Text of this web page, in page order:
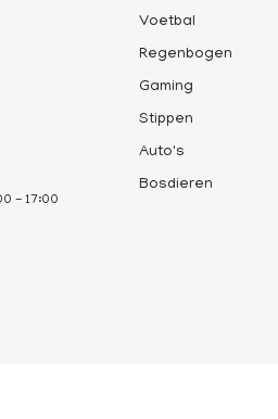
- 17:00
Voetbal
Regenbogen
Gaming
Stippen
Auto's
Bosdieren